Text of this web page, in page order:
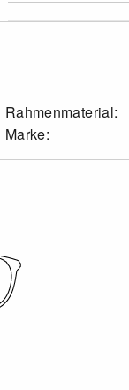
Rahmenmaterial:
Marke: